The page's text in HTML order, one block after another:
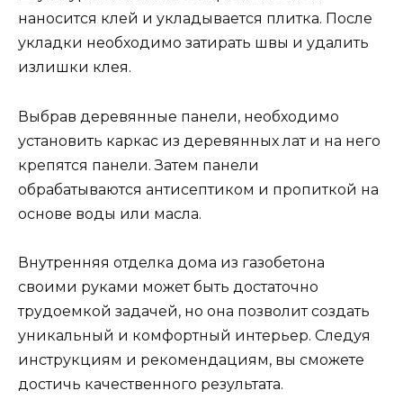
наносится клей и укладывается плитка. После
укладки необходимо затирать швы и удалить
излишки клея.
Выбрав деревянные панели, необходимо
установить каркас из деревянных лат и на него
крепятся панели. Затем панели
обрабатываются антисептиком и пропиткой на
основе воды или масла.
Внутренняя отделка дома из газобетона
своими руками может быть достаточно
трудоемкой задачей, но она позволит создать
уникальный и комфортный интерьер. Следуя
инструкциям и рекомендациям, вы сможете
достичь качественного результата.